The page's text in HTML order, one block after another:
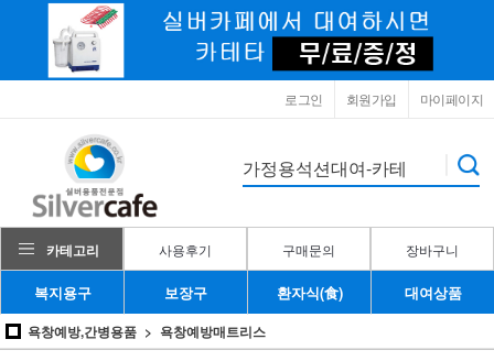
마이페이지
회원가입
로그인
카테고리 사용후기 구매문의 장바구니
복지용구 보장구 환자식(食) 대여상품
욕창예방,간병용품 욕창예방매트리스